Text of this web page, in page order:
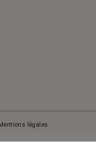
Mentions légales